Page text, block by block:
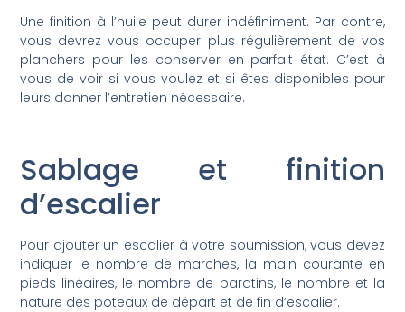
Une finition à l’huile peut durer indéfiniment. Par contre,
vous devrez vous occuper plus régulièrement de vos
planchers pour les conserver en parfait état. C’est à
vous de voir si vous voulez et si êtes disponibles pour
leurs donner l’entretien nécessaire.
Sablage et finition
d’escalier
Pour ajouter un escalier à votre soumission, vous devez
indiquer le nombre de marches, la main courante en
pieds linéaires, le nombre de baratins, le nombre et la
nature des poteaux de départ et de fin d’escalier.